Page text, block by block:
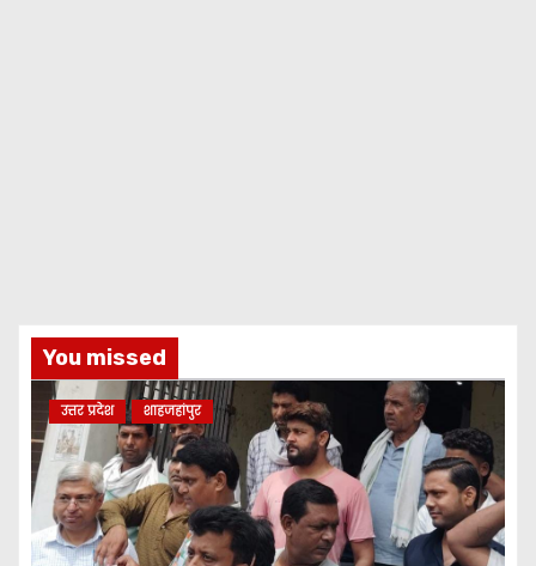
You missed
उत्तर प्रदेश शाहजहांपुर